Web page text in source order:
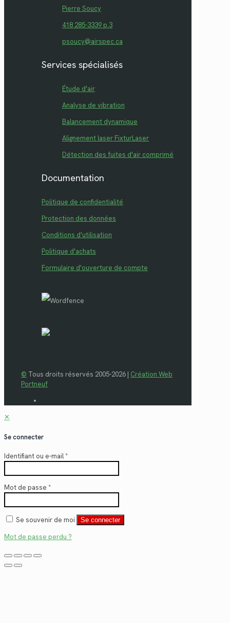
Pierre Soucy
418 285-3339 p.3
psoucy@airspec.ca
Services spécialisés
Étude d'air
Analyse de vibration
Balancement dynamique
Alignement laser FixturLaser
Détection des fuites d'air comprimé
Documentation
Politique de confidentialité
Protection des données
Conditions d'utilisation
Politique d'achats
Formulaire d'ouverture de compte
© Tous droits réservés 2005-2026 | Création Web
Portneuf
✕
Se connecter
Identifiant ou e-mail*
Mot de passe *
Se souvenir de moi Se connecter
Mot de passe perdu ?